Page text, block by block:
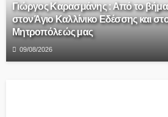
Γιώργος Καρασμάνης : Από το βήμα
στον Άγιο Καλλίνικο Εδέσσης και
Μητροπόλεώς μας
09/08/2026